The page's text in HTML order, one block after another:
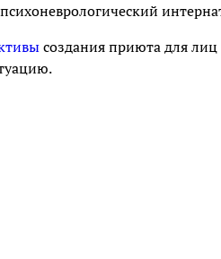
психоневрологический
создания приюта для